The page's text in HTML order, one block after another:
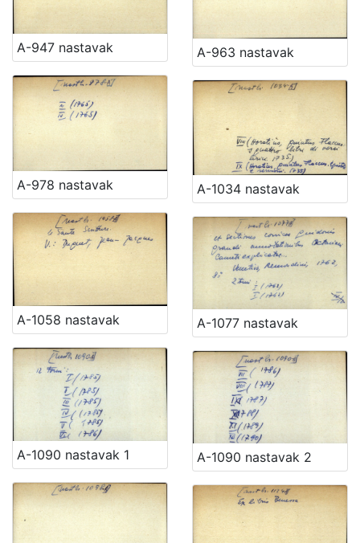
A-947 nastavak A-963 nastavak
A-978 nastavak A-1034 nastavak
A-1058 nastavak A-1077 nastavak
A-1090 nastavak 1 A-1090 nastavak 2